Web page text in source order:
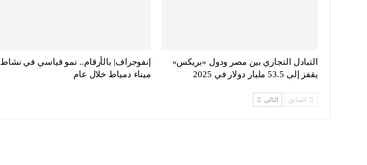
التبادل التجاري بين مصر ودول «بريكس»
يقفز إلى 53.5 مليار دولار في 2025
إنفوجراف| بالأرقام.. نمو قياسي في نشاط
ميناء دمياط خلال عام
السابق التالي